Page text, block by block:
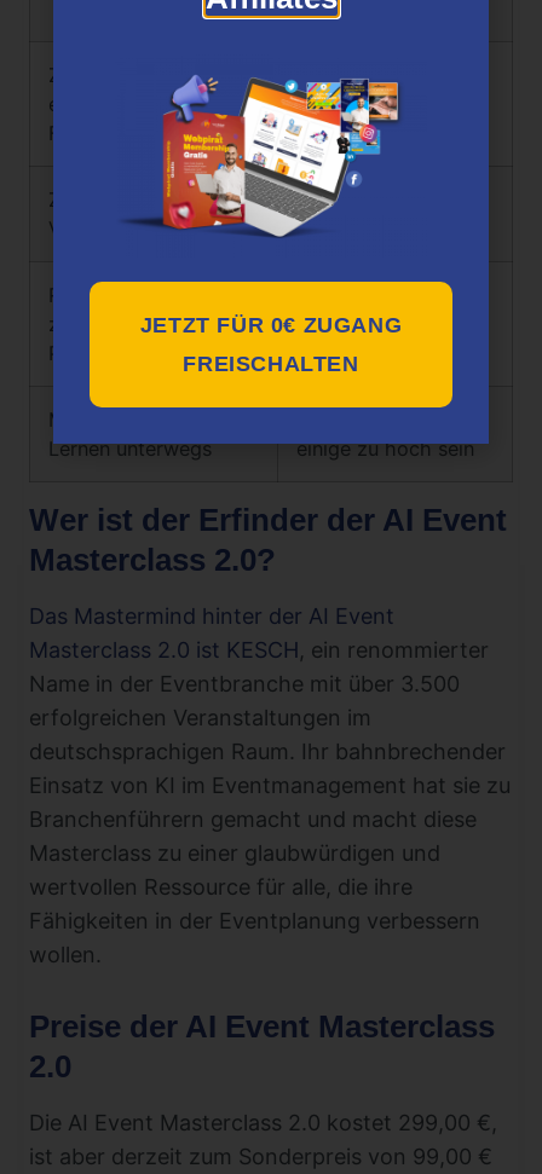
alle Funktionen
Zugang zum
exklusiven KESCH-
Framework
Anfängliche
Lernkurve für KI-
Tools
Zeitsparende Prompt-
Vorlagen
Initial learning curve
for AI tools
Revolutionäre KI-Tools
zur Steigerung der
Präsenz
Kann für absolute
Anfänger
überwältigend sein
Mobile App für das
Lernen unterwegs
einige zu hoch sein
Wer ist der Erfinder der AI Event
Masterclass 2.0?
Das Mastermind hinter der AI Event
Masterclass 2.0 ist KESCH, ein renommierter
Name in der Eventbranche mit über 3.500
erfolgreichen Veranstaltungen im
deutschsprachigen Raum. Ihr bahnbrechender
Einsatz von KI im Eventmanagement hat sie zu
Branchenführern gemacht und macht diese
Masterclass zu einer glaubwürdigen und
wertvollen Ressource für alle, die ihre
Fähigkeiten in der Eventplanung verbessern
wollen.
Preise der AI Event Masterclass
2.0
Die AI Event Masterclass 2.0 kostet 299,00 €,
ist aber derzeit zum Sonderpreis von 99,00 €
JETZT FÜR 0€ ZUGANG
FREISCHALTEN